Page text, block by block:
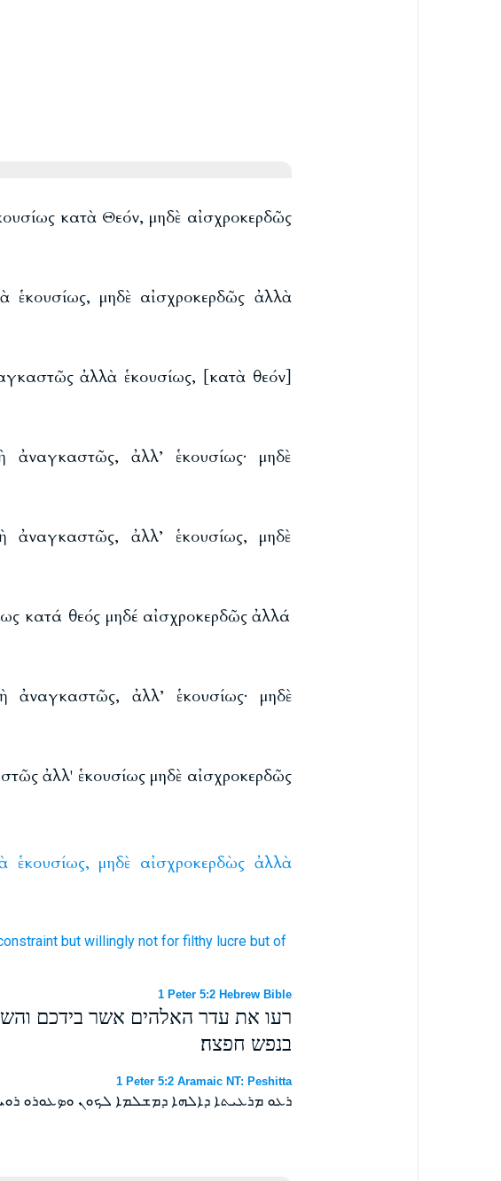
κατὰ Θεόν, μηδὲ αἰσχροκερδῶς
ἑκουσίως, μηδὲ αἰσχροκερδῶς ἀλλὰ
ἀλλὰ ἑκουσίως, [κατὰ θεόν]
ἀναγκαστῶς, ἀλλ’ ἑκουσίως· μηδὲ
ἀναγκαστῶς, ἀλλ’ ἑκουσίως, μηδὲ
κατά θεός μηδέ αἰσχροκερδῶς ἀλλά
ἀναγκαστῶς, ἀλλ’ ἑκουσίως· μηδὲ
ἀλλ' ἑκουσίως μηδὲ αἰσχροκερδῶς
ἑκουσίως, μηδὲ αἰσχροκερδὼς ἀλλὰ
but willingly not for filthy lucre but of
1 Peter 5:2 Hebrew Bible
רעו את עדר האלהים אשר בידכם
בנפש חפצה׃
1 Peter 5:2 Aramaic NT: Peshitta
ܪܥܘ ܡܪܥܝܬܐ ܕܐܠܗܐ ܕܡܫܠܡܐ ܠܟܘܢ ܘܤܥܘܪܘ